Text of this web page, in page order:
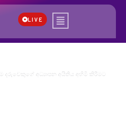
LIVE
අධ්‍යාපන අයිතිය අහිමි කිරීමට